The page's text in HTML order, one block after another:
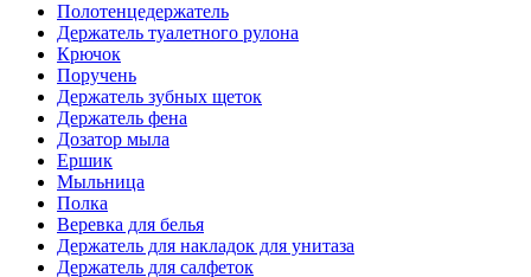
Полотенцедержатель
Держатель туалетного рулона
Крючок
Поручень
Держатель зубных щеток
Держатель фена
Дозатор мыла
Eршик
Мыльница
Полка
Веревка для белья
Держатель для накладок для унитаза
Держатель для салфеток